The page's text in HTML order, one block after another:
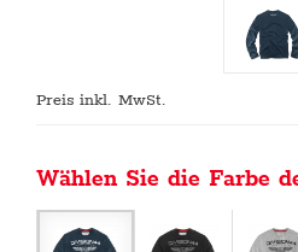
Preis inkl. MwSt.
Wählen Sie die Farbe